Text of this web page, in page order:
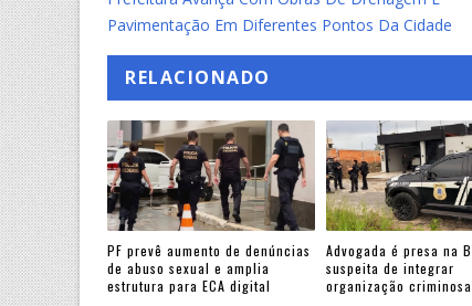
Pavimentação Em Diferentes Pontos Da Cidade
RELACIONADO
PF prevê aumento de denúncias
de abuso sexual e amplia
estrutura para ECA digital
Advogada é presa na
suspeita de integrar
organização